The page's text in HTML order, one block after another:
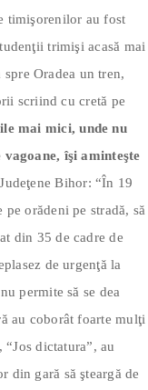
timişorenilor au fost
trimişi acasă mai
Oradea un tren,
scriind cu cretă pe
mai mici, unde nu
îşi aminteşte
Bihor: “În 19
orădeni pe stradă, să
din 35 de cadre de
de urgenţă la
permite să se dea
au coborât foarte mulţi
dictatura”, au
din gară să şteargă de